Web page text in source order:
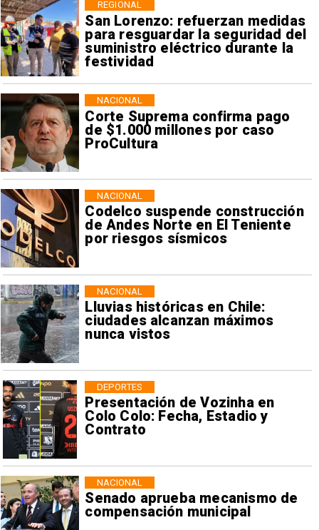
San Lorenzo: refuerzan medidas
para resguardar la seguridad del
suministro eléctrico durante la
festividad
REGIONAL
Corte Suprema confirma pago
de $1.000 millones por caso
ProCultura
NACIONAL
Codelco suspende construcción
de Andes Norte en El Teniente
por riesgos sísmicos
NACIONAL
Lluvias históricas en Chile:
ciudades alcanzan máximos
nunca vistos
NACIONAL
Presentación de Vozinha en
Colo Colo: Fecha, Estadio y
Contrato
DEPORTES
Senado aprueba mecanismo de
compensación municipal
NACIONAL